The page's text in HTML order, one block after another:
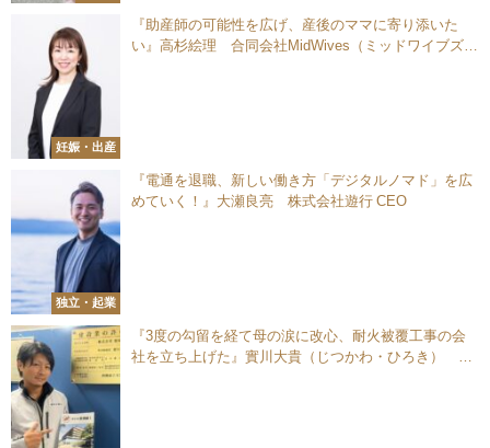
妊娠・出産
『助産師の可能性を広げ、産後のママに寄り添いた
い』高杉絵理 合同会社MidWives（ミッドワイブズ）
独立・起業
『電通を退職、新しい働き方「デジタルノマド」を広
めていく！』大瀬良亮 株式会社遊行 CEO
『3度の勾留を経て母の涙に改心、耐火被覆工事の会
社を立ち上げた』實川大貴（じつかわ・ひろき） 株